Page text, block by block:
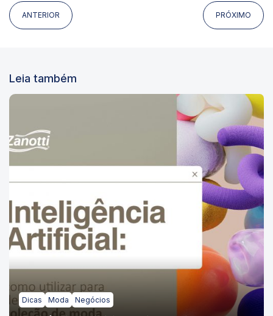
ANTERIOR PRÓXIMO
Leia também
Dicas Moda Negócios